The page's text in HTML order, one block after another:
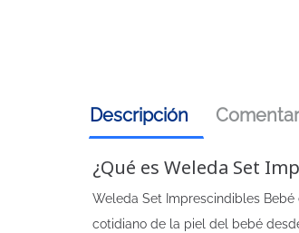
Descripción
¿Qué es Weleda Set
Weleda Set Imprescindibles
cotidiano de la piel del bebé